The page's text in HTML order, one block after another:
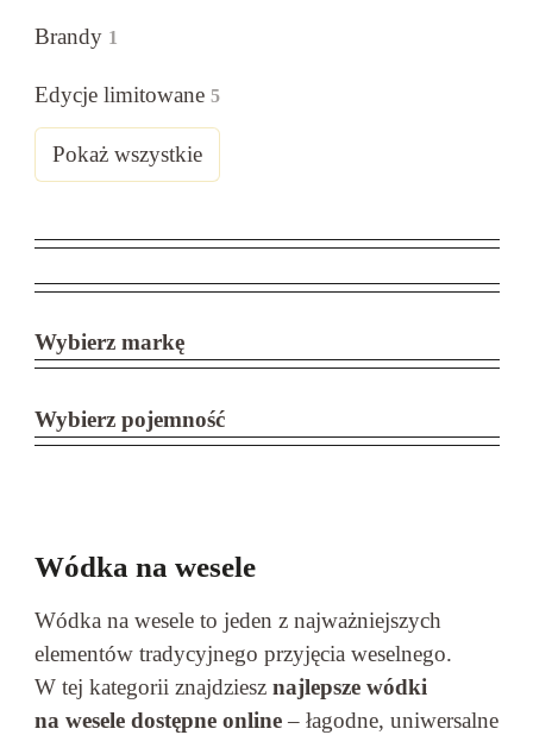
Brandy 1
Edycje limitowane 5
Pokaż wszystkie
Wybierz markę
Wybierz pojemność
Wódka na wesele
Wódka na wesele to jeden z najważniejszych
elementów tradycyjnego przyjęcia weselnego.
W tej kategorii znajdziesz najlepsze wódki
na wesele dostępne online– łagodne, uniwersalne